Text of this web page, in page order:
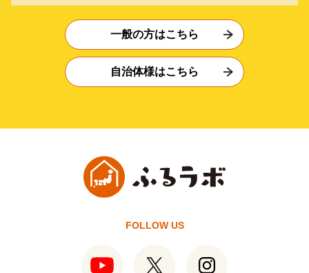
一般の方はこちら
自治体様はこちら
FOLLOW US